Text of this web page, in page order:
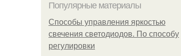
Популярные материалы
Способы управления яркостью
свечения светодиодов. По способу
регулировки